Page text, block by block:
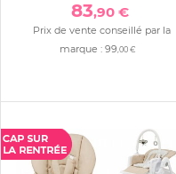
83,90 €
Prix de vente conseillé par la
marque :99 ,00 €